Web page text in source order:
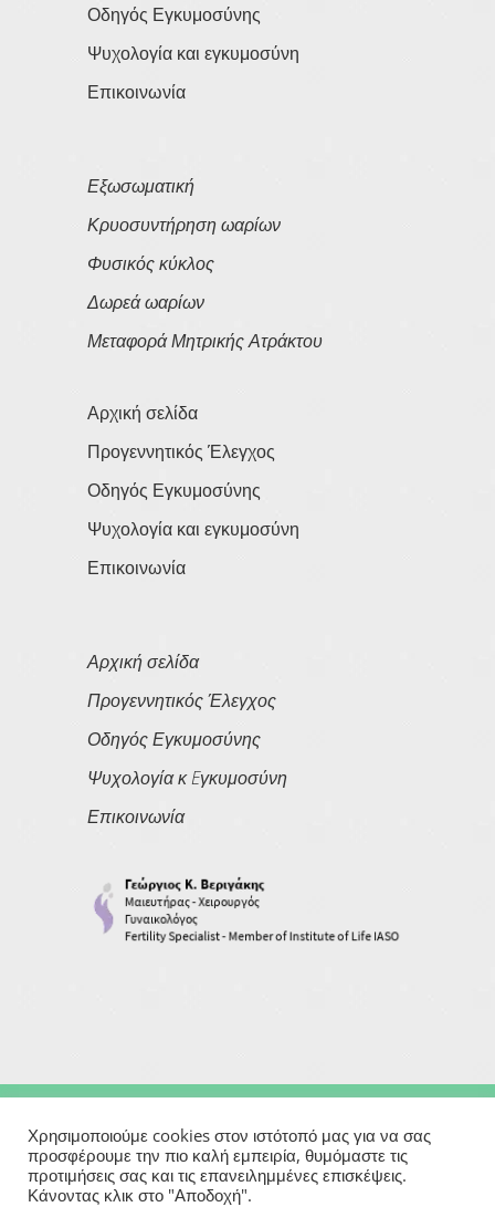
Οδηγός Εγκυμοσύνης
Ψυχολογία και εγκυμοσύνη
Επικοινωνία
Εξωσωματική
Κρυοσυντήρηση ωαρίων
Φυσικός κύκλος
Δωρεά ωαρίων
Μεταφορά Μητρικής Ατράκτου
Αρχική σελίδα
Προγεννητικός Έλεγχος
Οδηγός Εγκυμοσύνης
Ψυχολογία και εγκυμοσύνη
Επικοινωνία
Αρχική σελίδα
Προγεννητικός Έλεγχος
Οδηγός Εγκυμοσύνης
Ψυχολογία κ Eγκυμοσύνη
Επικοινωνία
Copyright © 2026Georgios Verigakis| All Rights Reserved
Powered By
Χρησιμοποιούμε cookies στον ιστότοπό μας για να σας
προσφέρουμε την πιο καλή εμπειρία, θυμόμαστε τις
προτιμήσεις σας και τις επανειλημμένες επισκέψεις.
Κάνοντας κλικ στο "Αποδοχή".